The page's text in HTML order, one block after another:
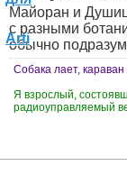
Майоран и
с разными
обычно
Собака лает, караван
Я взрослый,
радиоуправляемый